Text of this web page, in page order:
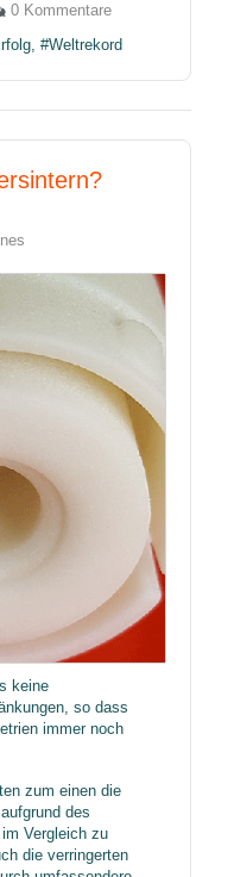
0 Kommentare
Weltrekord
keine
so dass
immer noch
zum einen die
des
Vergleich zu
die verringerten